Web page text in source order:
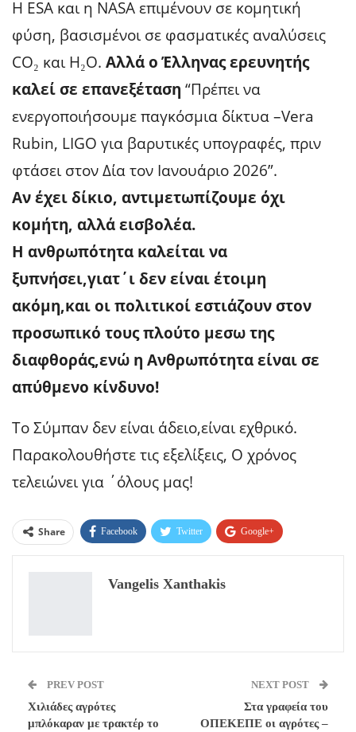
Η ESA και η NASA επιμένουν σε κομητική
φύση, βασισμένοι σε φασματικές αναλύσεις
CO₂ και H₂O. Αλλά ο Έλληνας ερευνητής
καλεί σε επανεξέταση “Πρέπει να
ενεργοποιήσουμε παγκόσμια δίκτυα –Vera
Rubin, LIGO για βαρυτικές υπογραφές, πριν
φτάσει στον Δία τον Ιανουάριο 2026”.
Αν έχει δίκιο, αντιμετωπίζουμε όχι
κομήτη, αλλά εισβολέα.
Η ανθρωπότητα καλείται να
ξυπνήσει,γιατ΄ι δεν είναι έτοιμη
ακόμη,και οι πολιτικοί εστιάζουν στον
προσωπικό τους πλούτο μεσω της
διαφθοράς,ενώ η Ανθρωπότητα είναι σε
απύθμενο κίνδυνο!
Το Σύμπαν δεν είναι άδειο,είναι εχθρικό.
Παρακολουθήστε τις εξελίξεις, Ο χρόνος
τελειώνει για ΄όλους μας!
Share Facebook Twitter Google+
Vangelis Xanthakis
PREV POST
Χιλιάδες αγρότες
μπλόκαραν με τρακτέρ το
NEXT POST
Στα γραφεία του
ΟΠΕΚΕΠΕ οι αγρότες –